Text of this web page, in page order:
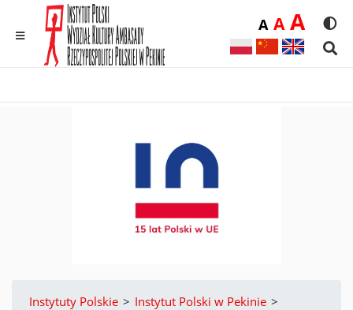
ADomyślna
AŚrednia
A
Instytuty Polskie > Instytut Polski w Pekinie >